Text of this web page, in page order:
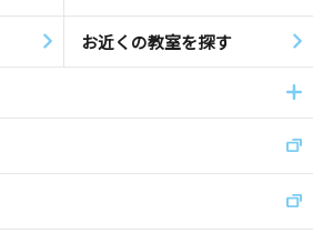
お近くの教室を探す